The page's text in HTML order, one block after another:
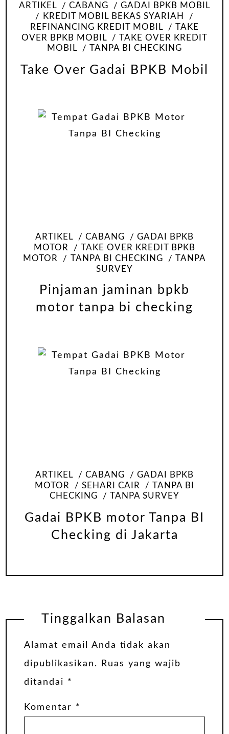
ARTIKEL CABANG
GADAI BPKB MOBIL
KREDIT MOBIL BEKAS SYARIAH
REFINANCING KREDIT MOBIL
TAKE
OVER BPKB MOBIL
TAKE OVER KREDIT
MOBIL
TANPA BI CHECKING
Take Over Gadai BPKB Mobil
ARTIKEL CABANG
GADAI BPKB
MOTOR
TAKE OVER KREDIT BPKB
MOTOR
TANPA BI CHECKING
TANPA
SURVEY
Pinjaman jaminan bpkb
motor tanpa bi checking
ARTIKEL CABANG
GADAI BPKB
MOTOR
SEHARI CAIR
TANPA BI
CHECKING
TANPA SURVEY
Gadai BPKB motor Tanpa BI
Checking di Jakarta
Tinggalkan Balasan
Alamat email Anda tidak akan
dipublikasikan.
Ruas yang wajib
ditandai *
Komentar *